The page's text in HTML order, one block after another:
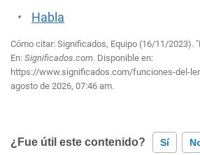
Habla
Cómo citar: Significados, Equipo (16/11/2023).
En: Significados.com. Disponible en:
https://www.significados.com/funciones-del-
agosto de 2026, 07:46 am.
¿Fue útil este contenido? Sí